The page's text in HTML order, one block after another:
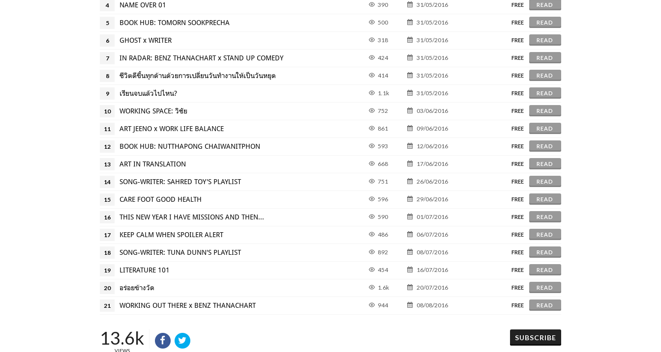
4 NAME OVER 01 390 31/05/2016 FREE READ
5 BOOK HUB: TOMORN SOOKPRECHA 500 31/05/2016 FREE READ
6 GHOST x WRITER 318 31/05/2016 FREE READ
7 IN RADAR: BENZ THANACHART x STAND UP COMEDY 424 31/05/2016 FREE READ
8 ชีวิตดีขึ้นทุกด้านด้วยการเปลี่ยนวันทำงานให้เป็นวันหยุด 414 31/05/2016 FREE READ
9 เรียนจบแล้วไปไหน? 1.1k 31/05/2016 FREE READ
10 WORKING SPACE: วิชัย 752 03/06/2016 FREE READ
11 ART JEENO x WORK LIFE BALANCE 861 09/06/2016 FREE READ
12 BOOK HUB: NUTTHAPONG CHAIWANITPHON 593 12/06/2016 FREE READ
13 ART IN TRANSLATION 668 17/06/2016 FREE READ
14 SONG-WRITER: SAHRED TOY'S PLAYLIST 751 26/06/2016 FREE READ
15 CARE FOOT GOOD HEALTH 596 29/06/2016 FREE READ
16 THIS NEW YEAR I HAVE MISSIONS AND THEN... 590 01/07/2016 FREE READ
17 KEEP CALM WHEN SPOILER ALERT 486 06/07/2016 FREE READ
18 SONG-WRITER: TUNA DUNN'S PLAYLIST 892 08/07/2016 FREE READ
19 LITERATURE 101 454 16/07/2016 FREE READ
20 อร่อยข้างวัด 1.6k 20/07/2016 FREE READ
21 WORKING OUT THERE x BENZ THANACHART 944 08/08/2016 FREE READ
13.6k
VIEWS
SUBSCRIBE